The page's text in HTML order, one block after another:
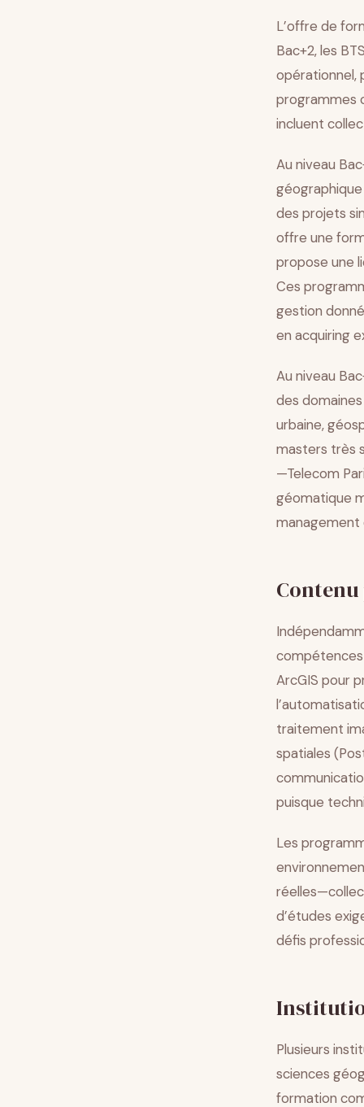
L’offre de
Bac+2, les
opérationnel,
programmes
incluent
Au niveau
des projets
offre une
propose une
Ces
gestion
en acquiring
Au niveau
des
urbaine,
masters très
—Telecom
géomatique
management
ArcGIS pour
traitement
spatiales
puisque
Les
d’études
défis
Plusieurs
sciences
formation